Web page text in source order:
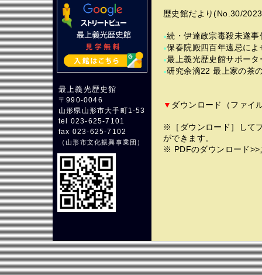
最上義光歴史館
〒990-0046
山形県山形市大手町1-53
tel 023-625-7101
fax 023-625-7102
（山形市文化振興事業団 ）
歴史館だより(No.30/
●続・伊達政宗毒殺未遂事
●保春院殿四百年遠忌によ
●最上義光歴史館サポー
●研究余滴22 最上家の茶
▼ ダウンロード（ファイ
※［ダウンロード］して
ができます。
※ PDFのダウンロード>>